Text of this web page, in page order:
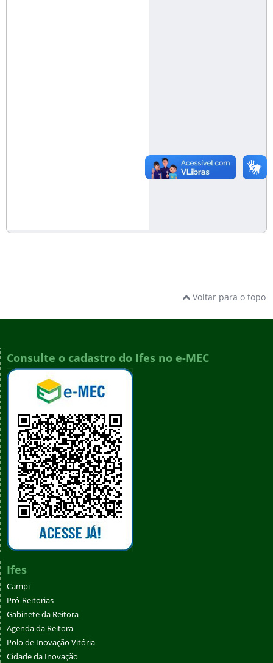
Voltar para o topo
Consulte o cadastro do Ifes no e-MEC
Ifes
Campi
Pró-Reitorias
Gabinete da Reitora
Agenda da Reitora
Polo de Inovação Vitória
Cidade da Inovação